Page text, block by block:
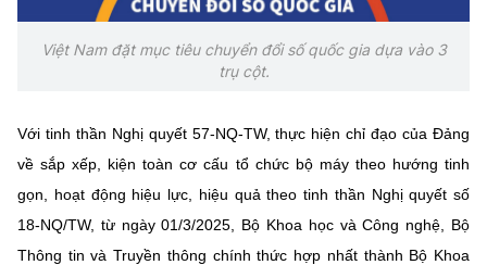
Việt Nam đặt mục tiêu chuyển đổi số quốc gia dựa vào 3
trụ cột.
Với tinh thần Nghị quyết 57-NQ-TW, thực hiện chỉ đạo của Đảng
về sắp xếp, kiện toàn cơ cấu tổ chức bộ máy theo hướng tinh
gọn, hoạt động hiệu lực, hiệu quả theo tinh thần Nghị quyết số
18-NQ/TW, từ ngày 01/3/2025, Bộ Khoa học và Công nghệ, Bộ
Thông tin và Truyền thông chính thức hợp nhất thành Bộ Khoa